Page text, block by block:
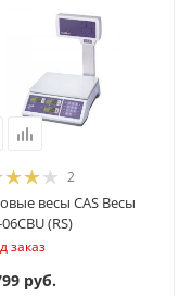
2
весы CAS Весы
06CBU (RS)
заказ
руб.